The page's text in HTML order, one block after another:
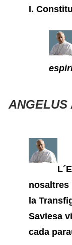
I.
nosaltres
la
Saviesa
cada